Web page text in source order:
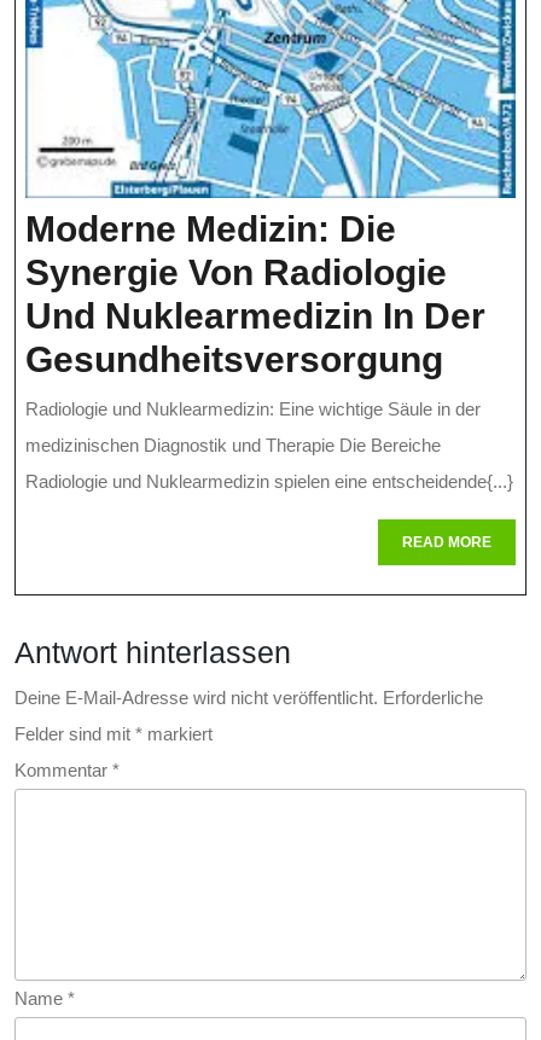
Moderne Medizin: Die
Synergie Von Radiologie
Und Nuklearmedizin In Der
Gesundheitsversorgung
Von
In
Radiologie und Nuklearmedizin: Eine wichtige Säule in der
medizinischen Diagnostik und Therapie Die Bereiche
Radiologie und Nuklearmedizin spielen eine entscheidende{...}
READ MOREREAD
MORE
Antwort hinterlassen
Deine E-Mail-Adresse wird nicht veröffentlicht. Erforderliche
Felder sind mit * markiert
Kommentar *
Name *